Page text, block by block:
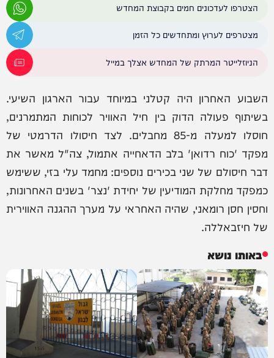
הצטרפו לעדכונים חמים בקבוצת המחדש
מצטרפים לערוץ ומתחדשים כל הזמן
הניוזלייטר המרתק של המחדש אצלך במייל
השבוע האחרון היה קטלני במיוחד עבור הארגון השיעי.
בשיתוף פעולה הדוק בין חיל האוויר לכוחות המתמרנים,
חוסלו למעלה מ-85 מחבלים. לצד חיסולו הדרמטי של
מפקד 'כוח רדואן' בלב הדאחייה אתמול, צה"ל מאשר את
דבר חיסולם של שני בכירים נוספים: מחמד עלי בזי, ששימש
כמפקד מחלקת המודיעין של יחידת 'נצר' בשנים האחרונות,
וחסין חסן רומאני, שהיה האחראי על מערך ההגנה האווירית
של חיזבאללה.
באותו נושא